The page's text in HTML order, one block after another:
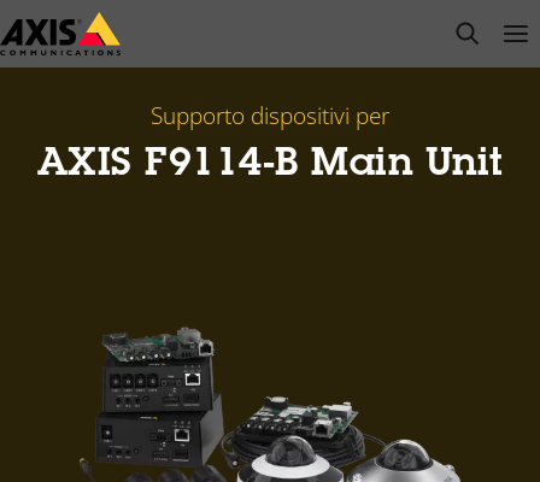
Salta
al
open
Supporto dispositivi per
AXIS F9114-B Main Unit